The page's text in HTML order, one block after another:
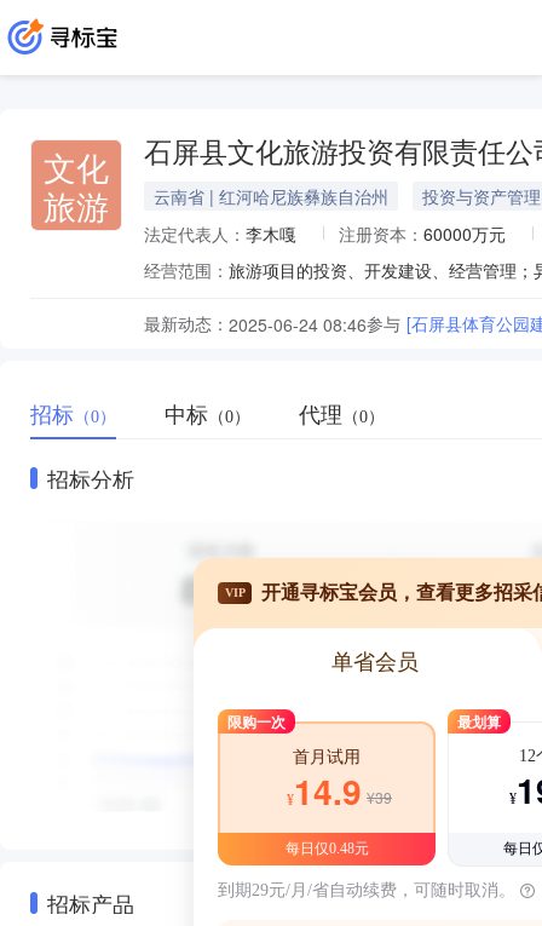
文化
旅游
石屏县文化旅游投资有限责任公
云南省 | 红河哈尼族彝族自治州
投资与资产管理
法定代表人： 李木嘎 注册资本： 60000万元
经营范围：
最新动态： 2025-06-24 08:46参与 [石屏县体育公园
招标 （0） 中标 （0） 代理 （0）
招标分析
招标产品
VIP 开通寻标宝会员，查看更多招采
单省会员
限购一次
首月试用
¥14.9 ¥39
每日仅0.48元
最划算
12
¥
每日
到期29元/月/省自动续费，可随时取消。